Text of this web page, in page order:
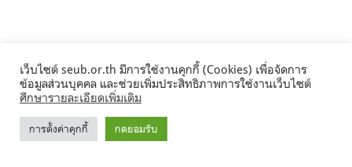
©2017 Seub.or.th
เว็บไซต์ seub.or.th มีการใช้งานคุกกี้ (Cookies) เพื่อจัดการ
ข้อมูลส่วนบุคคล และช่วยเพิ่มประสิทธิภาพการใช้งานเว็บไซต์
ศึกษารายละเอียดเพิ่มเติม
การตั้งค่าคุกกี้ กดยอมรับ